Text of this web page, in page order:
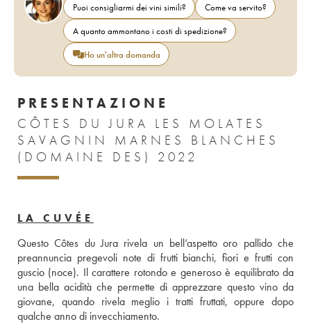
Puoi consigliarmi dei vini simili?
Come va servito?
A quanto ammontano i costi di spedizione?
Ho un'altra domanda
PRESENTAZIONE
CÔTES DU JURA LES MOLATES
SAVAGNIN MARNES BLANCHES
(DOMAINE DES) 2022
LA CUVÉE
Questo Côtes du Jura rivela un bell’aspetto oro pallido che
preannuncia pregevoli note di frutti bianchi, fiori e frutti con
guscio (noce). Il carattere rotondo e generoso è equilibrato da
una bella acidità che permette di apprezzare questo vino da
giovane, quando rivela meglio i tratti fruttati, oppure dopo
qualche anno di invecchiamento.